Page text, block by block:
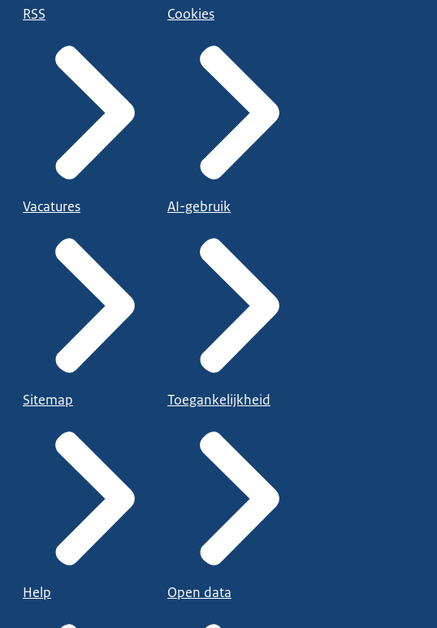
RSS
Vacatures
Sitemap
Help
Cookies
AI-gebruik
Toegankelijkheid
Open data